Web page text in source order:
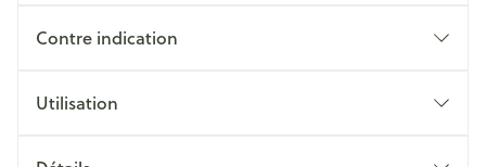
Contre indication
Utilisation